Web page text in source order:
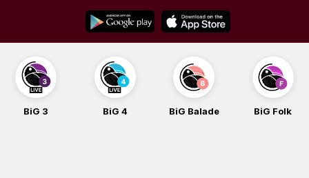
content
BiG 3 BiG 4 BiG Balade BiG Folk